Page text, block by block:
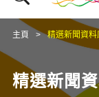
主頁 精選新聞資料
精選新聞